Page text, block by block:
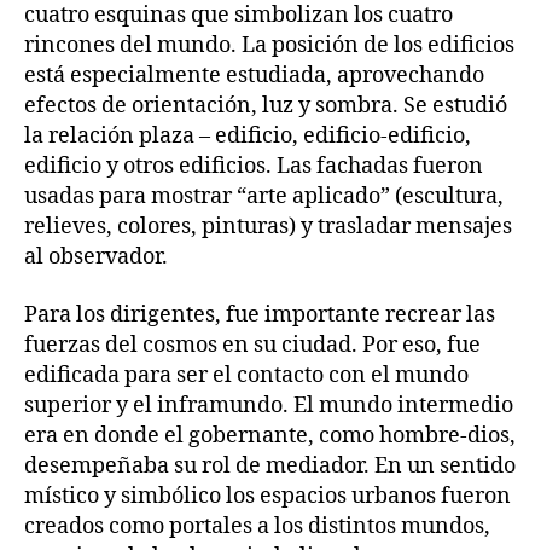
cuatro esquinas que simbolizan los cuatro
rincones del mundo. La posición de los edificios
está especialmente estudiada, aprovechando
efectos de orientación, luz y sombra. Se estudió
la relación plaza – edificio, edificio-edificio,
edificio y otros edificios. Las fachadas fueron
usadas para mostrar “arte aplicado” (escultura,
relieves, colores, pinturas) y trasladar mensajes
al observador.
Para los dirigentes, fue importante recrear las
fuerzas del cosmos en su ciudad. Por eso, fue
edificada para ser el contacto con el mundo
superior y el inframundo. El mundo intermedio
era en donde el gobernante, como hombre-dios,
desempeñaba su rol de mediador. En un sentido
místico y simbólico los espacios urbanos fueron
creados como portales a los distintos mundos,